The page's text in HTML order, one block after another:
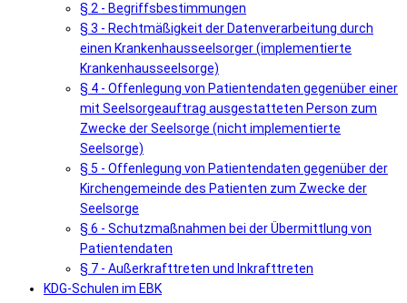
§ 2 - Begriffsbestimmungen
§ 3 - Rechtmäßigkeit der Datenverarbeitung durch
einen Krankenhausseelsorger (implementierte
Krankenhausseelsorge)
§ 4 - Offenlegung von Patientendaten gegenüber einer
mit Seelsorgeauftrag ausgestatteten Person zum
Zwecke der Seelsorge (nicht implementierte
Seelsorge)
§ 5 - Offenlegung von Patientendaten gegenüber der
Kirchengemeinde des Patienten zum Zwecke der
Seelsorge
§ 6 - Schutzmaßnahmen bei der Übermittlung von
Patientendaten
§ 7 - Außerkrafttreten und Inkrafttreten
KDG-Schulen im EBK